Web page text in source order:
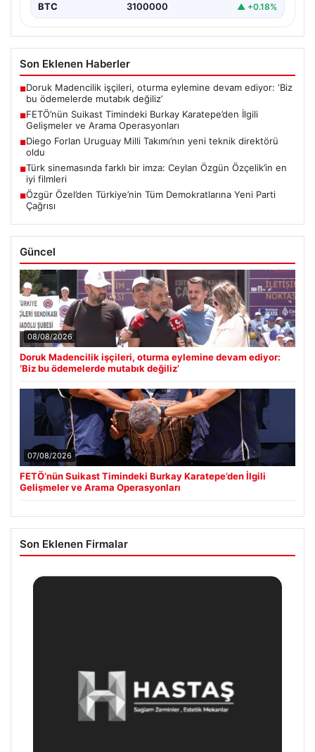
BTC 3100000 ▲ +0.18%
Son Eklenen Haberler
■Doruk Madencilik işçileri, oturma eylemine devam ediyor: ‘Biz
bu ödemelerde mutabık değiliz’
■FETÖ’nün Suikast Timindeki Burkay Karatepe’den İlgili
Gelişmeler ve Arama Operasyonları
■Diego Forlan Uruguay Milli Takımı’nın yeni teknik direktörü
oldu
■Türk sinemasında farklı bir imza: Ceylan Özgün Özçelik’in en
iyi filmleri
■Özgür Özel’den Türkiye’nin Tüm Demokratlarına Yeni Parti
Çağrısı
Güncel
08/08/2026
Doruk Madencilik işçileri, oturma eylemine devam ediyor:
‘Biz bu ödemelerde mutabık değiliz’
07/08/2026
FETÖ’nün Suikast Timindeki Burkay Karatepe’den İlgili
Gelişmeler ve Arama Operasyonları
Son Eklenen Firmalar